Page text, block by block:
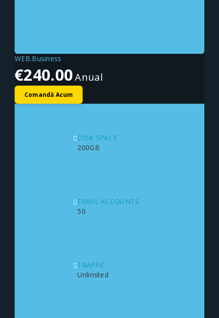
WEB.Business
€240.00 Anual
Comandă Acum
DISK SPACE
200GB
EMAIL ACCOUNTS
50
TRAFFIC
Unlimited